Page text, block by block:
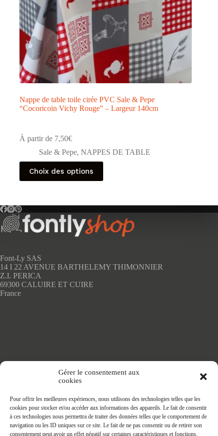
Gérer le consentement aux
cookies
Pour offrir les meilleures expériences, nous utilisons des technologies telles que les
cookies pour stocker et/ou accéder aux informations des appareils. Le fait de consentir
à ces technologies nous permettra de traiter des données telles que le comportement de
navigation ou les ID uniques sur ce site. Le fait de ne pas consentir ou de retirer son
consentement peut avoir un effet négatif sur certaines caractéristiques et fonctions.
produit
Nappe de table toile cirée PVC Sale & Pepe
“Cocoricoin Vichy Rouge” – Largeur 140cm
À partir de 7,50€
Sale & Pepe, NAPPES DE TABLE
Choix des options
Ce
produit
a
Les
options
peuvent
être
la
page
du
produit
Font-Ly SAS
14 I 22 AVENUE BARTHELEMY THIMONNIER
Z.I. PERICA
69300 CALUIRE ET CUIRE
France
Adhésifs SANS PVC
Nappes
Protège Table
Nappes SANS PVC
Tapis PRATIC
Affaires à faire